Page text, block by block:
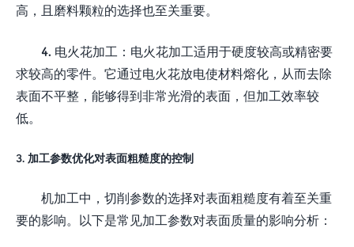
高，且磨料颗粒的选择也至关重要。
4. 电火花加工：电火花加工适用于硬度较高或精密要
求较高的零件。它通过电火花放电使材料熔化，从而去除
表面不平整，能够得到非常光滑的表面，但加工效率较
低。
3. 加工参数优化对表面粗糙度的控制
机加工中，切削参数的选择对表面粗糙度有着至关重
要的影响。以下是常见加工参数对表面质量的影响分析：